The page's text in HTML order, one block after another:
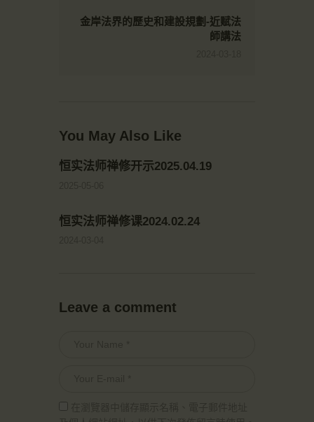
金岸法界的歷史和建設規劃-近赋法
師講法
You May Also Like
恒实法师禅修开示2025.04.19
恒实法师禅修课2024.02.24
Leave a comment